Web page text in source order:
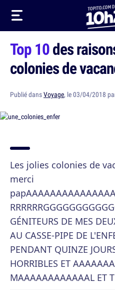
Top 10des
colonies de
Publié dansVoyage, le 03/04/2018
Les jolies colonies de
merci
GÉNITEURS DE MES
AU CASSE-PIPE DE
PENDANT QUINZE
HORRIBLES ET
MAAAAAAAAAAAAL ET